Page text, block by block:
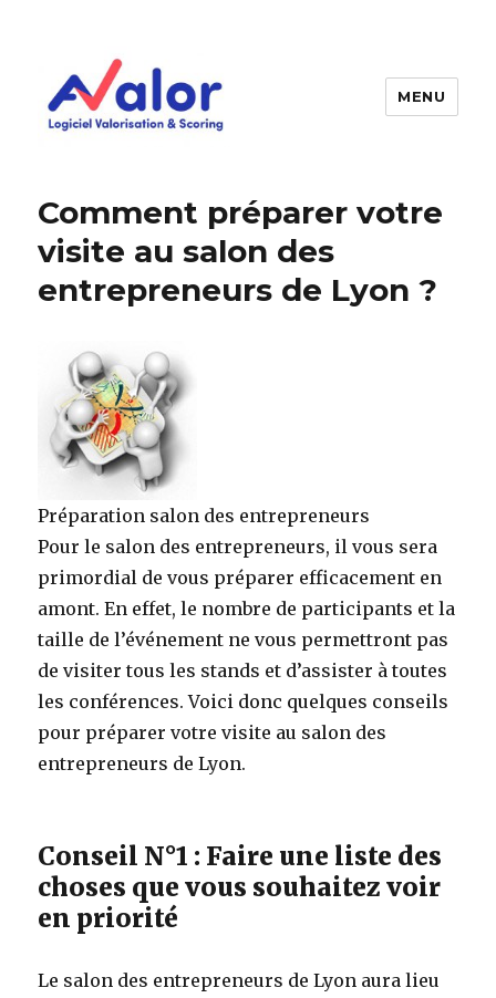
et fonds de commerce
MENU
Comment préparer votre
visite au salon des
entrepreneurs de Lyon ?
Préparation salon des entrepreneurs
Pour le salon des entrepreneurs, il vous sera
primordial de vous préparer efficacement en
amont. En effet, le nombre de participants et la
taille de l’événement ne vous permettront pas
de visiter tous les stands et d’assister à toutes
les conférences. Voici donc quelques conseils
pour préparer votre visite au salon des
entrepreneurs de Lyon.
Conseil N°1 : Faire une liste des
choses que vous souhaitez voir
en priorité
Le salon des entrepreneurs de Lyon aura lieu